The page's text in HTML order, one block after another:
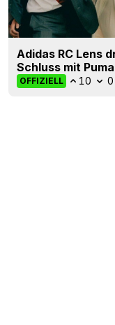
Adidas RC Lens
Schluss mit Puma
OFFIZIELL 10 0